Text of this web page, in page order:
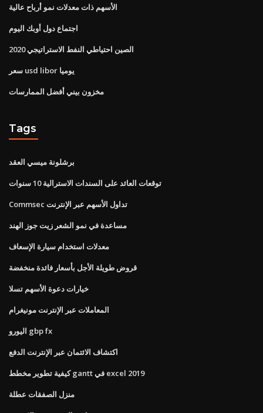
الأسهم ذات معدلات نمو أرباح عالية
اجتماع دول أوبك اليوم
الصين احتياطي النفط الاستراتيجي 2020
سعر usd libor يوميا
مخزون بيني أفضل الممارسات
Tags
برشلونة ميسي العقد
توقعات العائد على السندات الاسترالية 10 سنوات
Commsec تداول الأسهم عبر الإنترنت
مساعدة في نمو الشعر زيت جوز الهند
معدلات استخدام سيارة الإسعاف
قروض طويلة الأجل بأسعار فائدة منخفضة
خيارات دعوة الأسهم تسلا
المعاملات عبر الإنترنت مونيغرام
اليورو gbp fx
اكتشاف الائتمان عبر الإنترنت الدفع
كيفية تطوير مخطط gantt في excel 2019
منزل الصفقات عطلة